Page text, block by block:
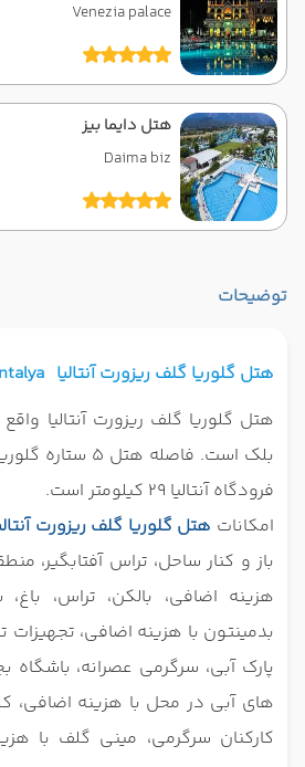
Venezia palace
هتل دایما بیز
Daima biz
توضیحات
هتل گلوریا گلف ریزورت آنتالیا
هتل گلوریا گلف ریزورت آنتالیا
بلک است. فاصله هتل
فرودگاه آنتالیا 29 کیلومتر است.
امکانات هتل گلوریا گلف ریزورت
باز و کنار ساحل، تراس آفتابگیر،
هزینه اضافی، بالکن، تراس،
بدمینتون با هزینه اضافی، تجهیزات
پارک آبی، سرگرمی عصرانه، باشگاه
های آبی در محل با هزینه
کارکنان سرگرمی، مینی گلف با